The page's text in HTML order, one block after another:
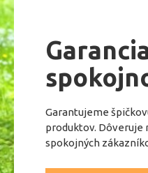
Garantujeme
produktov. Dôveruje
spokojných